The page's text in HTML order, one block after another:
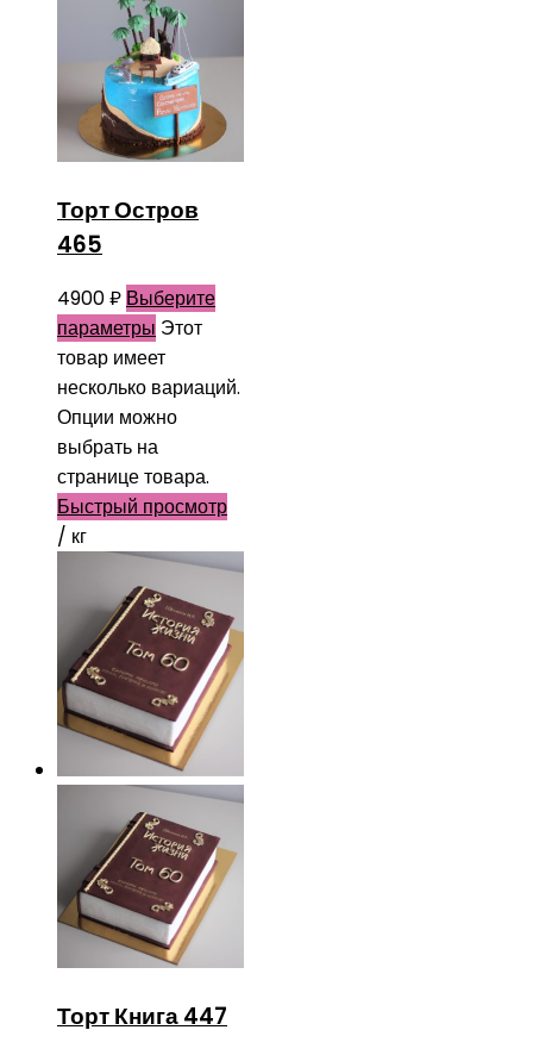
Торт Остров
465
4900₽ Выберите
параметры Этот
товар имеет
несколько вариаций.
Опции можно
выбрать на
странице товара.
Быстрый просмотр
/ кг
Торт Книга 447